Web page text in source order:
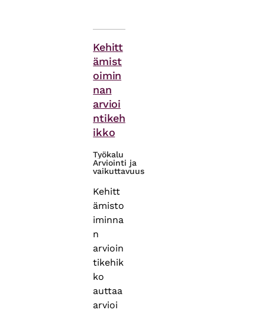
Kehitt
ämist
oimin
nan
arvioi
ntikeh
ikko
Työkalu
Arviointi ja
vaikuttavuus
Kehitt
ämisto
iminna
n
arvioin
tikehik
ko
auttaa
arvioi